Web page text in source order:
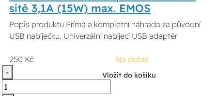
sítě 3,1A (15W) max. EMOS
Popis produktu Přímá a kompletní náhrada za původní
USB nabíječku. Univerzální nabíjecí USB adaptér
250 Kč
Na dotaz
-
Vložit do košíku